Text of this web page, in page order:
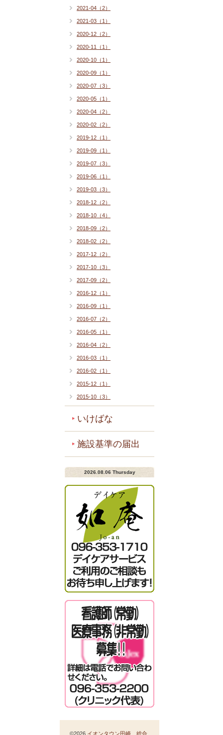
2021-04（2）
2021-03（1）
2020-12（2）
2020-11（1）
2020-10（1）
2020-09（1）
2020-07（3）
2020-05（1）
2020-04（2）
2020-02（2）
2019-12（1）
2019-09（1）
2019-07（3）
2019-06（1）
2019-03（3）
2018-12（2）
2018-10（4）
2018-09（2）
2018-02（2）
2017-12（2）
2017-10（3）
2017-09（2）
2016-12（1）
2016-09（1）
2016-07（2）
2016-05（1）
2016-04（2）
2016-03（1）
2016-02（1）
2015-12（1）
2015-10（3）
いけばな
施設基準の届出
2026.08.06 Thursday
©2026 イオンタウン田崎 総合